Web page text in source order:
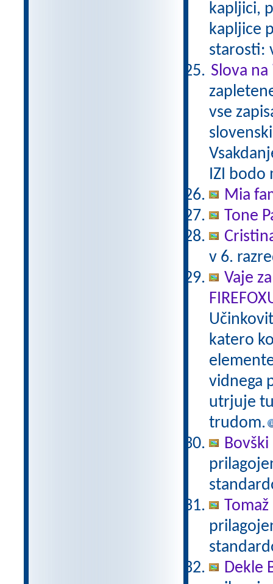
kapljici,
kapljice
starosti:
Slova na
vse
IZI bodo
Mia
Tone
v 6.
Vaje
katero
vidnega
utrjuje
trudom.
Dekle